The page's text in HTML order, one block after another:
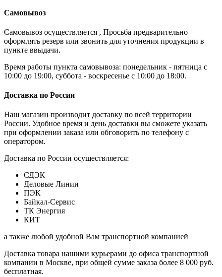
Самовывоз
Самовывоз осуществляется , Просьба предварительно
оформлять резерв или звонить для уточнения продукции в
пункте ввыдачи.
Время работы пункта самовывоза: понедельник - пятница с
10:00 до 19:00, суббота - воскресенье с 10:00 до 18:00.
Доставка по России
Наш магазин производит доставку по всей территории
России. Удобное время и день доставки вы сможете указать
при оформлении заказа или обговорить по телефону с
оператором.
Доставка по России осуществляется:
СДЭК
Деловые Линии
ПЭК
Байкал-Сервис
ТК Энергия
КИТ
а также любой удобной Вам транспортной компанией
Доставка товара нашими курьерами до офиса транспортной
компании в Москве, при общей сумме заказа более 8 000 руб.
бесплатная.